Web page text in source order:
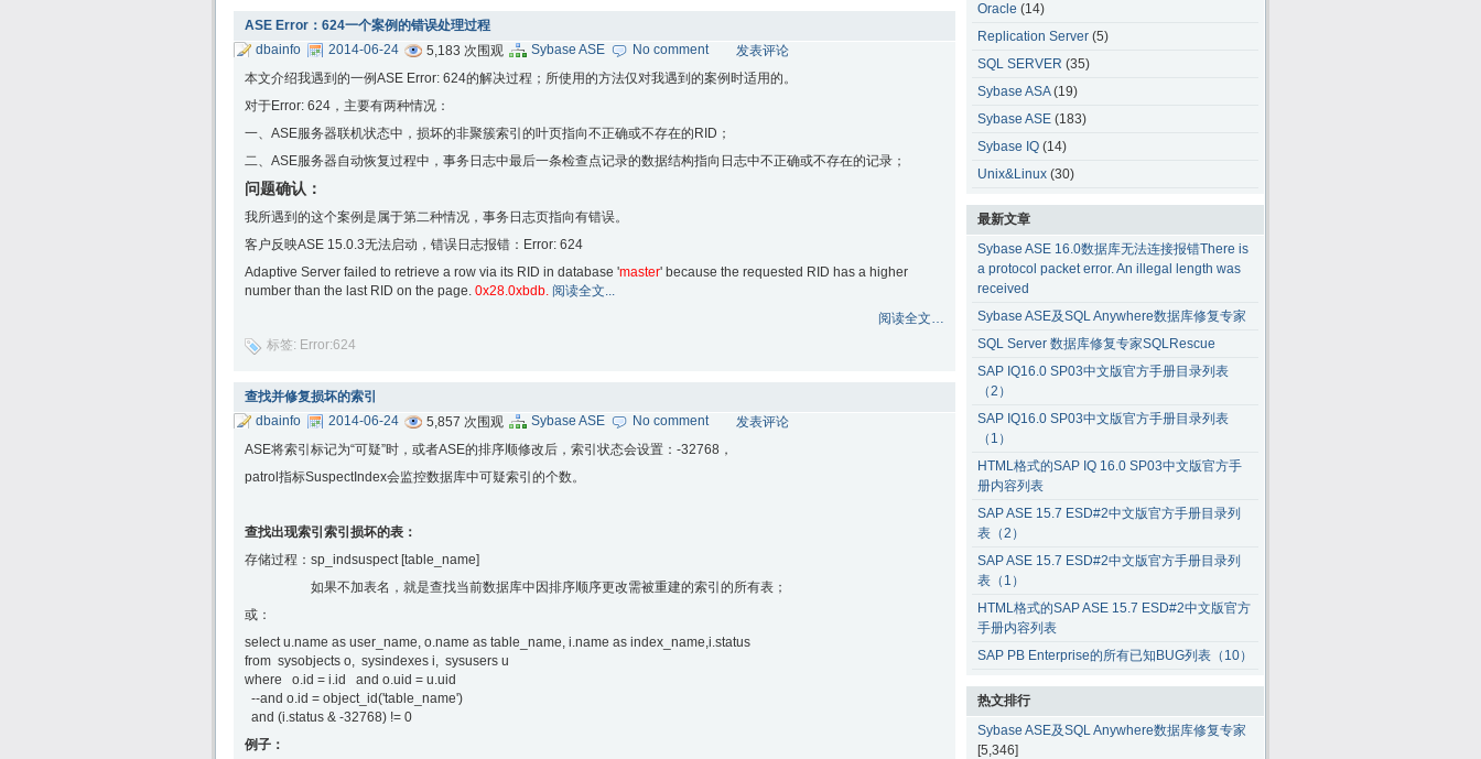
ASE Error：624一个案例的错误处理过程
dbainfo
2014-06-24 5,183 次围观 Sybase ASE No comment
发表评论
本文介绍我遇到的一例ASE Error: 624的解决过程；所使用的方法仅对我遇到的案例时适用的。
对于Error: 624，主要有两种情况：
一、ASE服务器联机状态中，损坏的非聚簇索引的叶页指向不正确或不存在的RID；
二、ASE服务器自动恢复过程中，事务日志中最后一条检查点记录的数据结构指向日志中不正确或不存在的记录；
问题确认：
我所遇到的这个案例是属于第二种情况，事务日志页指向有错误。
客户反映ASE 15.0.3无法启动，错误日志报错：Error: 624
Adaptive Server failed to retrieve a row via its RID in database 'master' because the requested RID has a higher
number than the last RID on the page. 0x28.0xbdb. 阅读全文...
阅读全文…
标签: Error:624
查找并修复损坏的索引
dbainfo
2014-06-24 5,857 次围观 Sybase ASE No comment
发表评论
ASE将索引标记为“可疑”时，或者ASE的排序顺修改后，索引状态会设置：-32768，
patrol指标SuspectIndex会监控数据库中可疑索引的个数。
查找出现索引索引损坏的表：
存储过程：sp_indsuspect [table_name]
如果不加表名，就是查找当前数据库中因排序顺序更改需被重建的索引的所有表；
或：
select u.name as user_name, o.name as table_name, i.name as index_name,i.status
from sysobjects o, sysindexes i, sysusers u
where o.id = i.id and o.uid = u.uid
--and o.id = object_id('table_name')
and (i.status & -32768) != 0
例子：
Oracle (14)
Replication Server (5)
SQL SERVER (35)
Sybase ASA(19)
Sybase ASE (183)
Sybase IQ (14)
Unix&Linux (30)
最新文章
Sybase ASE 16.0数据库无法连接报错There is
a protocol packet error. An illegal length was
received
Sybase ASE及SQL Anywhere数据库修复专家
SQL Server 数据库修复专家SQLRescue
SAP IQ16.0 SP03中文版官方手册目录列表
（2）
SAP IQ16.0 SP03中文版官方手册目录列表
（1）
HTML格式的SAP IQ 16.0 SP03中文版官方手
册内容列表
SAP ASE 15.7 ESD#2中文版官方手册目录列
表（2）
SAP ASE 15.7 ESD#2中文版官方手册目录列
表（1）
HTML格式的SAP ASE 15.7 ESD#2中文版官方
手册内容列表
SAP PB Enterprise的所有已知BUG列表（10）
热文排行
Sybase ASE及SQL Anywhere数据库修复专家
[5,346]